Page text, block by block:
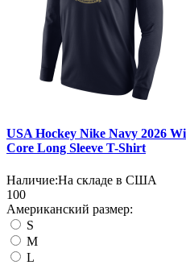
USA Hockey Nike Navy 2026
Core Long Sleeve T-Shirt
Наличие:На складе в США
100
Американский размер:
S
M
L